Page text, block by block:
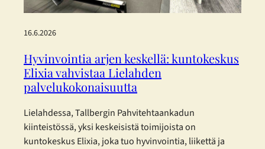
16.6.2026
Hyvinvointia arjen keskellä: kuntokeskus
Elixia vahvistaa Lielahden
palvelukokonaisuutta
Lielahdessa, Tallbergin Pahvitehtaankadun
kiinteistössä, yksi keskeisistä toimijoista on
kuntokeskus Elixia, joka tuo hyvinvointia, liikettä ja